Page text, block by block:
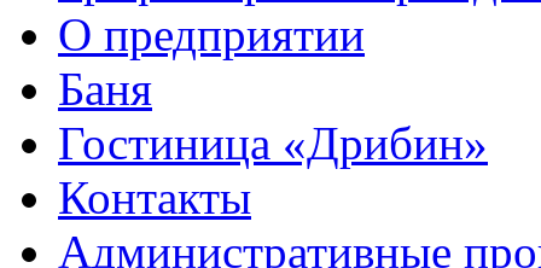
О предприятии
Баня
Гостиница «Дрибин»
Контакты
Административные